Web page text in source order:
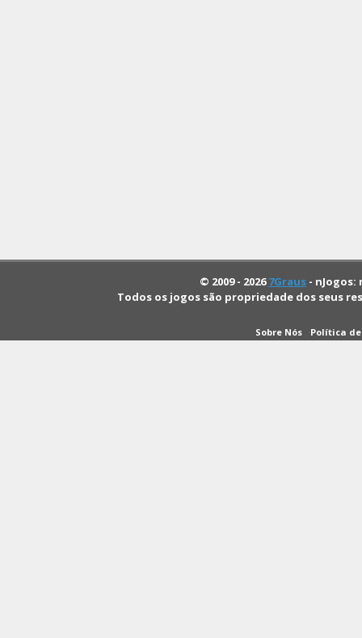
© 2009 - 20267Graus -
Todos os jogos são propriedade dos seus
Sobre Nós Política